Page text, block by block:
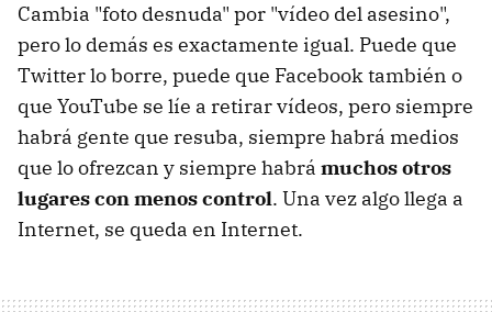
Cambia "foto desnuda" por "vídeo del asesino",
pero lo demás es exactamente igual. Puede que
Twitter lo borre, puede que Facebook también o
que YouTube se líe a retirar vídeos, pero siempre
habrá gente que resuba, siempre habrá medios
que lo ofrezcan y siempre habrá muchos otros
lugares con menos control. Una vez algo llega a
Internet, se queda en Internet.